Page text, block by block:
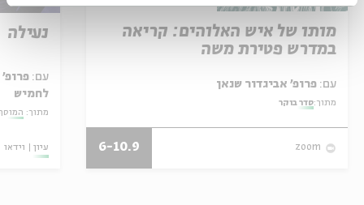
מותו של איש האלוהים: קריאה
במדרש פטירת משה
עם:
מתוך:סדר בוקר
zoom
6-10.9
נעילה
עם:
לחמיש
מתוך:
עיון וידאו